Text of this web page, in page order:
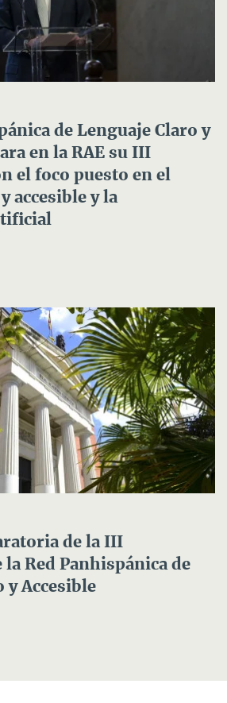
de Lenguaje Claro y
en la RAE su III
el foco puesto en el
accesible y la
de la III
la Red Panhispánica de
y Accesible